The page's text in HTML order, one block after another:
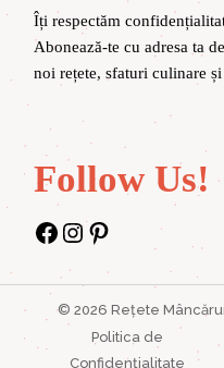
Îți respectăm
Abonează-te cu adresa ta
noi rețete, sfaturi culinare
Follow Us!
Facebook
Instagram
Pinterest
©2026 Rețete
Politica de
Confidențialitate